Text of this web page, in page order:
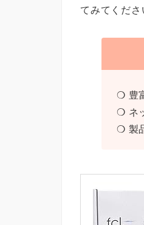
てみてくださ
❍ 豊
❍ ネ
❍ 製